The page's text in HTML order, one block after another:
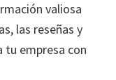
valiosa
las reseñas y
tu empresa con